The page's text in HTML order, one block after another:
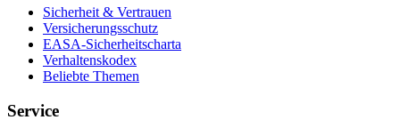
Sicherheit & Vertrauen
Versicherungsschutz
EASA-Sicherheitscharta
Verhaltenskodex
Beliebte Themen
Service